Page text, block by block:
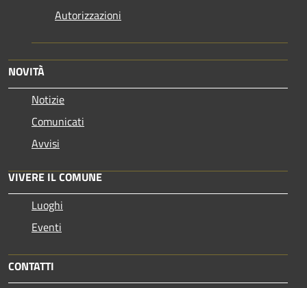
Autorizzazioni
NOVITÀ
Notizie
Comunicati
Avvisi
VIVERE IL COMUNE
Luoghi
Eventi
CONTATTI